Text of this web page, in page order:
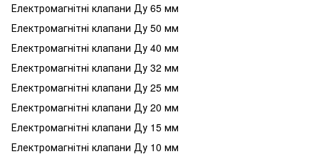
Електромагнітні клапани Ду 65 мм
Електромагнітні клапани Ду 50 мм
Електромагнітні клапани Ду 40 мм
Електромагнітні клапани Ду 32 мм
Електромагнітні клапани Ду 25 мм
Електромагнітні клапани Ду 20 мм
Електромагнітні клапани Ду 15 мм
Електромагнітні клапани Ду 10 мм